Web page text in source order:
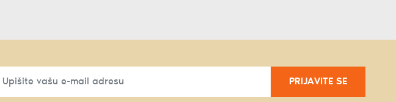
PRIJAVITE SE